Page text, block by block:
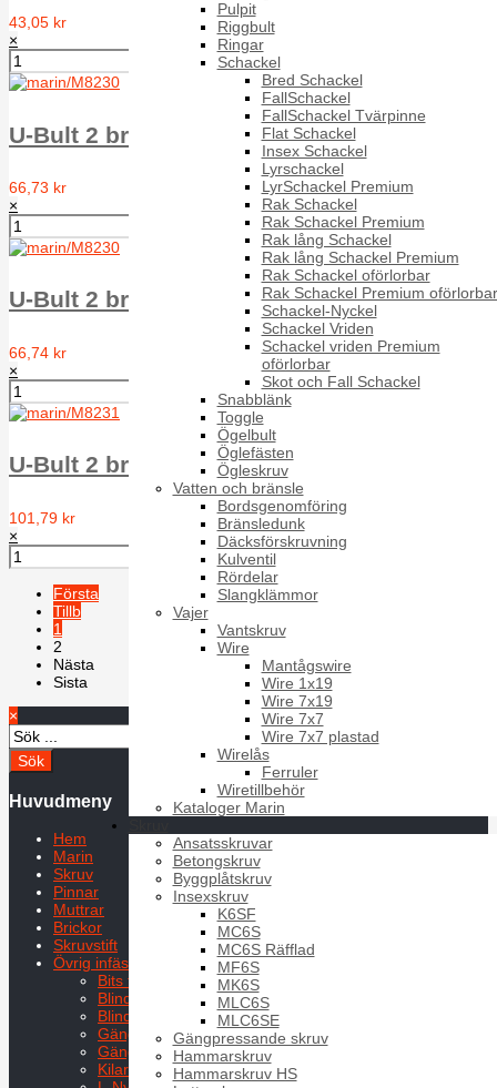
Pulpit
Riggbult
Ringar
Schackel
Bred Schackel
FallSchackel
FallSchackel Tvärpinne
Flat Schackel
Insex Schackel
Lyrschackel
LyrSchackel Premium
Rak Schackel
Rak Schackel Premium
Rak lång Schackel
Rak lång Schackel Premium
Rak Schackel oförlorbar
Rak Schackel Premium oförlorbar
Schackel-Nyckel
Schackel Vriden
Schackel vriden Premium
oförlorbar
Skot och Fall Schackel
Snabblänk
Toggle
Ögelbult
Öglefästen
Ögleskruv
Vatten och bränsle
Bordsgenomföring
Bränsledunk
Däcksförskruvning
Kulventil
Rördelar
Slangklämmor
Vajer
Vantskruv
Wire
Mantågswire
Wire 1x19
Wire 7x19
Wire 7x7
Wire 7x7 plastad
Wirelås
Ferruler
Wiretillbehör
Kataloger Marin
Ansatsskruvar
Betongskruv
Byggplåtskruv
Insexskruv
K6SF
MC6S
MC6S Räfflad
MF6S
MK6S
MLC6S
MLC6SE
Gängpressande skruv
Hammarskruv
Hammarskruv HS
43,05 kr
×
U-Bult 2 brickor 2 muttrar 8 X 40 mm, A4
66,73 kr
×
U-Bult 2 brickor 2 muttrar 8 X 52 mm, A4
66,74 kr
×
U-Bult 2 brickor 2 muttrar 12 X 130 mm, A4
101,79 kr
×
Första
Tillb
1
2
Nästa
Sista
×
Huvudmeny
Hem
Marin
Skruv
Pinnar
Muttrar
Brickor
Skruvstift
Övrig infästning
Bits t. säkerhetsskruv
Blindnit
Blindnitmutter
Gänginsats
Gängstång
Kilar